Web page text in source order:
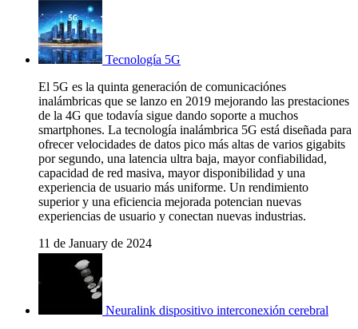
Tecnología 5G
El 5G es la quinta generación de comunicaciónes
inalámbricas que se lanzo en 2019 mejorando las prestaciones
de la 4G que todavía sigue dando soporte a muchos
smartphones. La tecnología inalámbrica 5G está diseñada para
ofrecer velocidades de datos pico más altas de varios gigabits
por segundo, una latencia ultra baja, mayor confiabilidad,
capacidad de red masiva, mayor disponibilidad y una
experiencia de usuario más uniforme. Un rendimiento
superior y una eficiencia mejorada potencian nuevas
experiencias de usuario y conectan nuevas industrias.
11 de January de 2024
Neuralink dispositivo interconexión cerebral